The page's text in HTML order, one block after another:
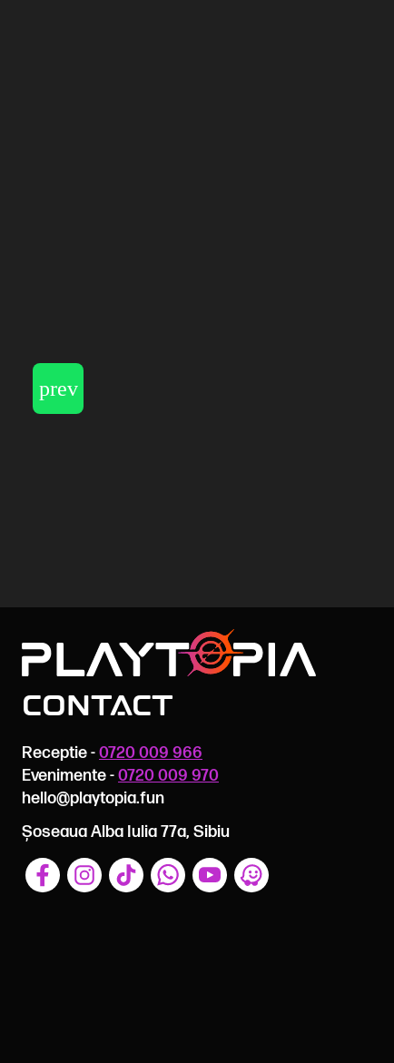
Contact
Receptie -0720 009 966
Evenimente -0720 009 970
hello@playtopia.fun
Șoseaua Alba Iulia 77a, Sibiu